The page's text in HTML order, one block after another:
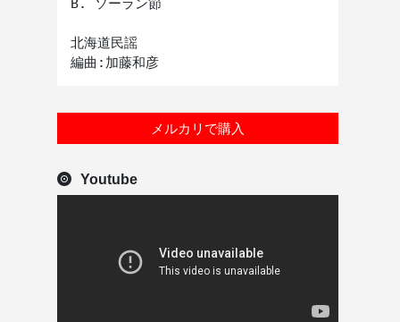
B. ソーラン節
北海道民謡
メルカリで購入
Youtube